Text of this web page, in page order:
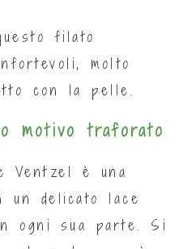
filato
molto
con la pelle.
motivo traforato
Ventzel è una
un delicato lace
ogni sua parte. Si